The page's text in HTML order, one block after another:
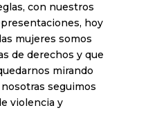
con nuestros
hoy
mujeres somos
de derechos y que
mirando
seguimos
violencia y